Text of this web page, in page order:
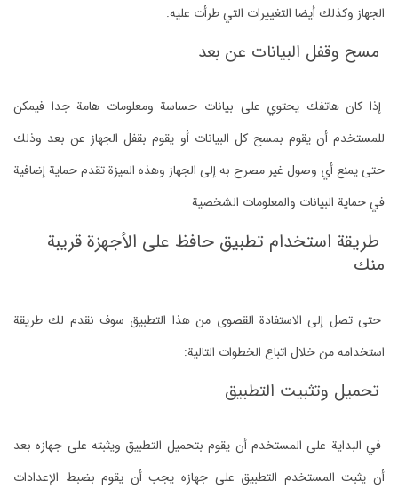
الجهاز وكذلك أيضا التغييرات التي طرأت عليه.
مسح وقفل البيانات عن بعد
إذا كان هاتفك يحتوي على بيانات حساسة ومعلومات هامة جدا فيمكن
للمستخدم أن يقوم بمسح كل البيانات أو يقوم بقفل الجهاز عن بعد وذلك
حتى يمنع أي وصول غير مصرح به إلى الجهاز وهذه الميزة تقدم حماية إضافية
في حماية البيانات والمعلومات الشخصية
طريقة استخدام تطبيق حافظ على الأجهزة قريبة
منك
حتى تصل إلى الاستفادة القصوى من هذا التطبيق سوف نقدم لك طريقة
استخدامه من خلال اتباع الخطوات التالية:
تحميل وتثبيت التطبيق
في البداية على المستخدم أن يقوم بتحميل التطبيق ويثبته على جهازه بعد
أن يثبت المستخدم التطبيق على جهازه يجب أن يقوم بضبط الإعدادات